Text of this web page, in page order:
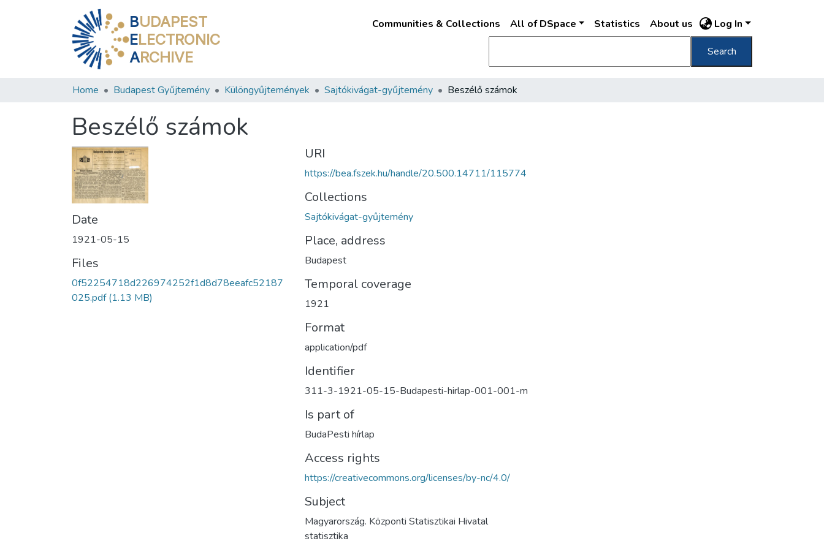
BUDAPEST
ELECTRONIC
ARCHIVE
Communities & Collections All of DSpace Statistics About us Log In
Search
Home Budapest Gyűjtemény Különgyűjtemények Sajtókivágat-gyűjtemény Beszélő számok
Beszélő számok
Date
1921-05-15
Files
0f52254718d226974252f1d8d78eeafc52187
025.pdf(1.13 MB)
URI
https://bea.fszek.hu/handle/20.500.14711/115774
Collections
Sajtókivágat-gyűjtemény
Place, address
Budapest
Temporal coverage
1921
Format
application/pdf
Identifier
311-3-1921-05-15-Budapesti-hirlap-001-001-m
Is part of
BudaPesti hírlap
Access rights
https://creativecommons.org/licenses/by-nc/4.0/
Subject
Magyarország. Központi Statisztikai Hivatal
statisztika